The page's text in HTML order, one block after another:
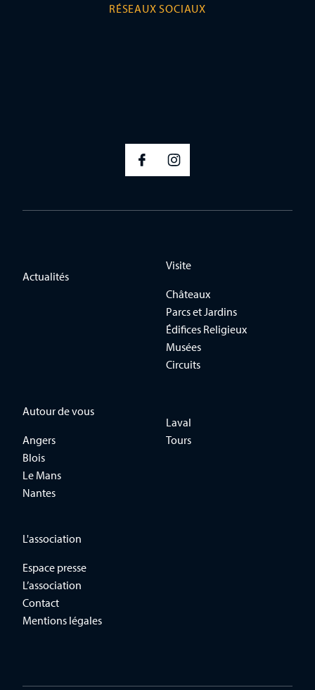
RÉSEAUX SOCIAUX
Actualités
Visite
Châteaux
Parcs et Jardins
Édifices Religieux
Musées
Circuits
Autour de vous
Angers
Blois
Le Mans
Nantes
Laval
Tours
L'association
Espace presse
L’association
Contact
Mentions légales